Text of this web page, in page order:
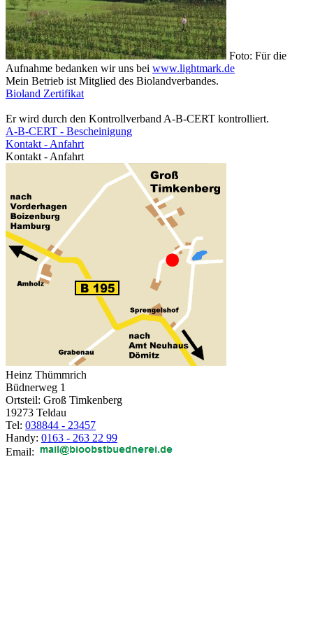
Foto: Für die
Aufnahme bedanken wir uns bei www.lightmark.de
Mein Betrieb ist Mitglied des Biolandverbandes.
Bioland Zertifikat
Er wird durch den Kontrollverband A-B-CERT kontrolliert.
A-B-CERT - Bescheinigung
Kontakt - Anfahrt
Kontakt - Anfahrt
Heinz Thümmrich
Büdnerweg 1
Ortsteil: Groß Timkenberg
19273 Teldau
Tel: 038844 - 23457
Handy: 0163 - 263 22 99
Email: